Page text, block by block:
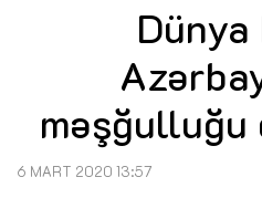
Dünya
6 MART 2020 13:57